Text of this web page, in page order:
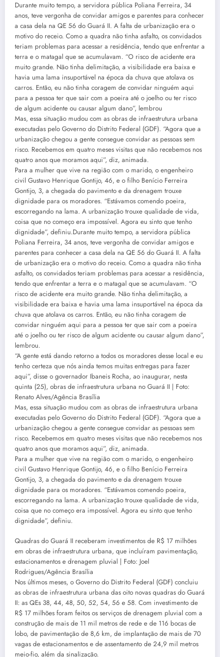
Durante muito tempo, a servidora pública Poliana Ferreira, 34
anos, teve vergonha de convidar amigos e parentes para conhecer
a casa dela na QE 56 do Guará II. A falta de urbanização era o
motivo do receio. Como a quadra não tinha asfalto, os convidados
teriam problemas para acessar a residência, tendo que enfrentar a
terra e o matagal que se acumulavam. “O risco de acidente era
muito grande. Não tinha delimitação, a visibilidade era baixa e
havia uma lama insuportável na época da chuva que atolava os
carros. Então, eu não tinha coragem de convidar ninguém aqui
para a pessoa ter que sair com a poeira até o joelho ou ter risco
de algum acidente ou causar algum dano”, lembrou
Mas, essa situação mudou com as obras de infraestrutura urbana
executadas pelo Governo do Distrito Federal (GDF). “Agora que a
urbanização chegou a gente consegue convidar as pessoas sem
risco. Recebemos em quatro meses visitas que não recebemos nos
quatro anos que moramos aqui”, diz, animada.
Para a mulher que vive na região com o marido, o engenheiro
civil Gustavo Henrique Gontijo, 46, e o filho Benício Ferreira
Gontijo, 3, a chegada do pavimento e da drenagem trouxe
dignidade para os moradores. “Estávamos comendo poeira,
escorregando na lama. A urbanização trouxe qualidade de vida,
coisa que no começo era impossível. Agora eu sinto que tenho
dignidade”, definiu.Durante muito tempo, a servidora pública
Poliana Ferreira, 34 anos, teve vergonha de convidar amigos e
parentes para conhecer a casa dela na QE 56 do Guará II. A falta
de urbanização era o motivo do receio. Como a quadra não tinha
asfalto, os convidados teriam problemas para acessar a residência,
tendo que enfrentar a terra e o matagal que se acumulavam. “O
risco de acidente era muito grande. Não tinha delimitação, a
visibilidade era baixa e havia uma lama insuportável na época da
chuva que atolava os carros. Então, eu não tinha coragem de
convidar ninguém aqui para a pessoa ter que sair com a poeira
até o joelho ou ter risco de algum acidente ou causar algum dano”,
lembrou.
“A gente está dando retorno a todos os moradores desse local e eu
tenho certeza que nós ainda temos muitas entregas para fazer
aqui”, disse o governador Ibaneis Rocha, ao inaugurar, nesta
quinta (25), obras de infraestrutura urbana no Guará II | Foto:
Renato Alves/Agência Brasília
Mas, essa situação mudou com as obras de infraestrutura urbana
executadas pelo Governo do Distrito Federal (GDF). “Agora que a
urbanização chegou a gente consegue convidar as pessoas sem
risco. Recebemos em quatro meses visitas que não recebemos nos
quatro anos que moramos aqui”, diz, animada.
Para a mulher que vive na região com o marido, o engenheiro
civil Gustavo Henrique Gontijo, 46, e o filho Benício Ferreira
Gontijo, 3, a chegada do pavimento e da drenagem trouxe
dignidade para os moradores. “Estávamos comendo poeira,
escorregando na lama. A urbanização trouxe qualidade de vida,
coisa que no começo era impossível. Agora eu sinto que tenho
dignidade”, definiu.
Quadras do Guará II receberam investimentos de R$ 17 milhões
em obras de infraestrutura urbana, que incluíram pavimentação,
estacionamentos e drenagem pluvial | Foto: Joel
Rodrigues/Agência Brasília
Nos últimos meses, o Governo do Distrito Federal (GDF) concluiu
as obras de infraestrutura urbana das oito novas quadras do Guará
II: as QEs 38, 44, 48, 50, 52, 54, 56 e 58. Com investimento de
R$ 17 milhões foram feitos os serviços de drenagem pluvial com a
construção de mais de 11 mil metros de rede e de 116 bocas de
lobo, de pavimentação de 8,6 km, de implantação de mais de 70
vagas de estacionamentos e de assentamento de 24,9 mil metros
meio-fio, além da sinalização.